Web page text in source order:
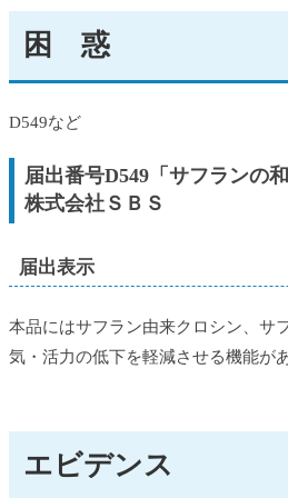
困 惑
D549など
届出番号D549「サフランの和
株式会社ＳＢＳ
届出表示
本品にはサフラン由来クロシン、サ
気・活力の低下を軽減させる機能が
エビデンス